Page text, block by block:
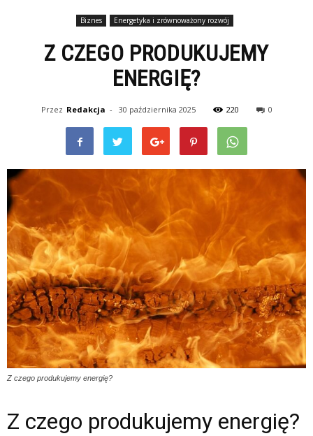
Biznes Energetyka i zrównoważony rozwój
Z CZEGO PRODUKUJEMY
ENERGIĘ?
Przez Redakcja - 30 października 2025 220 0
Z czego produkujemy energię?
Z czego produkujemy energię?